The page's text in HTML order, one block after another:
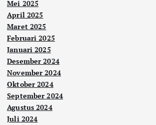
Mei 2025
April 2025
Maret 2025
Februari 2025
Januari 2025
Desember 2024
November 2024
Oktober 2024
September 2024
Agustus 2024
Juli 2024